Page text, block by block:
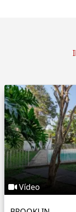
Vídeo